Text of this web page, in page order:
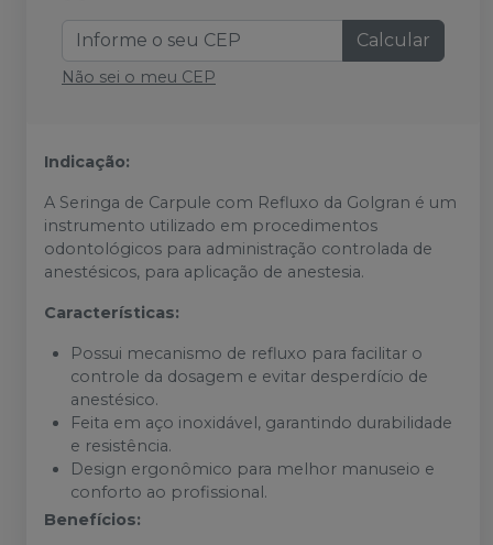
Calcular
Não sei o meu CEP
Indicação:
A Seringa de Carpule com Refluxo da Golgran é um
instrumento utilizado em procedimentos
odontológicos para administração controlada de
anestésicos, para aplicação de anestesia.
Características:
Possui mecanismo de refluxo para facilitar o
controle da dosagem e evitar desperdício de
anestésico.
Feita em aço inoxidável, garantindo durabilidade
e resistência.
Design ergonômico para melhor manuseio e
conforto ao profissional.
Benefícios: